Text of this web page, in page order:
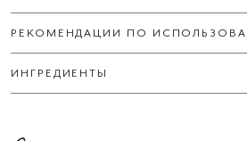
РЕКОМЕНДАЦИИ ПО
ИНГРЕДИЕНТЫ